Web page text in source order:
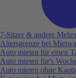
7-Sitzer & andere
Altersgrenze bei
Auto mieten für einen
Auto mieten für's
Auto mieten ohne